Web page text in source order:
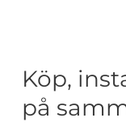
Köp,
på